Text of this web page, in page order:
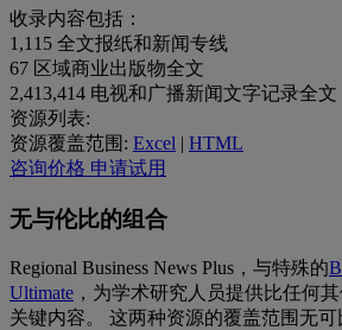
收录内容包括：
1,115 全文报纸和新闻专线
67 区域商业出版物全文
2,413,414 电视和广播新闻文字记录全文
资源列表:
资源覆盖范围: Excel | HTML
咨询价格 申请试用
无与伦比的组合
Regional Business News Plus，与特殊的
Ultimate ，为学术研究人员提供比任何
关键内容。 这两种资源的覆盖范围无